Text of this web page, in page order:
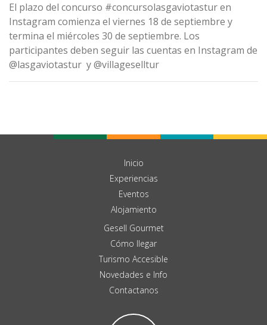
El plazo del concurso #concursolasgaviotastur en
Instagram comienza el viernes 18 de septiembre y
termina el miércoles 30 de septiembre. Los
participantes deben seguir las cuentas en Instagram de
@lasgaviotastur y@villageselltur
Inicio
Experiencias
Eventos
Alojamiento
Gesell Gourmet
Cómo llegar
Turismo Accesible
Novedades e Info
Contactanos